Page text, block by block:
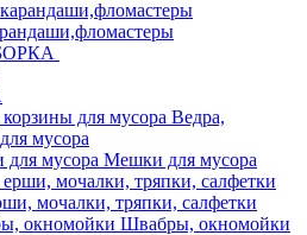
Ведра,
мусора
Мешки для мусора
мочалки, тряпки, салфетки
Швабры, окномойки